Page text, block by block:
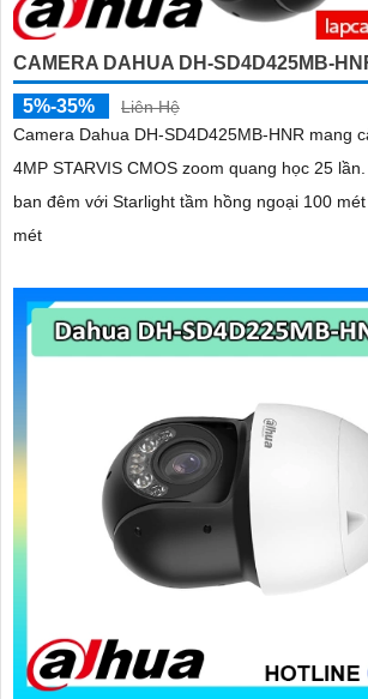
CAMERA DAHUA DH-SD4D425MB-
5%-35%
Liên Hệ
Camera Dahua DH-SD4D425MB-HNR mang
4MP STARVIS CMOS zoom quang học 25 lần. Hình ảnh sắc nét
ban đêm với Starlight tầm hồng ngoại 100
mét